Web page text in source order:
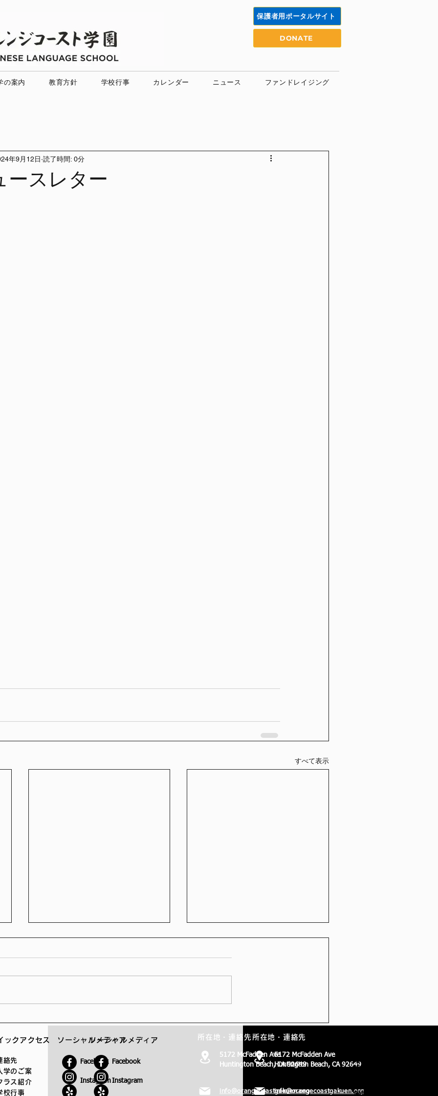
保護者用ポータルサイト
DONATE
の案内 教育方針 学校行事 カレンダー ニュース ファンドレイジング
ースレター
年9月12日 読了時間: 0分
すべて表示
ソーシャルメディア
Facebook
Instagram
所在地・連絡先
5172 McFadden Ave
Huntington Beach, CA 92649
info@orangecoastgakuen.org
所在地・連絡先
5172 McFadden Ave
Huntington Beach, CA 92649
info@orangecoastgakuen.org
ご家族は、保護者用ポータ
閲覧、学費の支払い、生徒
ックアクセス
絡先
学のご案
ラス紹介
校行事
ソーシャルメディア
Facebook
Instagram